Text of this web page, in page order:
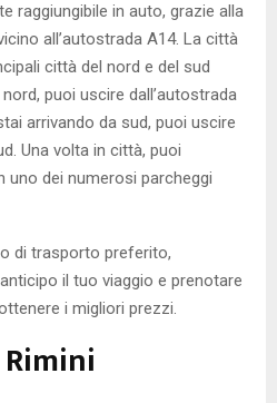
raggiungibile in auto, grazie alla
all’autostrada A14. La città
città del nord e del sud
puoi uscire dall’autostrada
arrivando da sud, puoi uscire
Una volta in città, puoi
uno dei numerosi parcheggi
di trasporto preferito,
il tuo viaggio e prenotare
i migliori prezzi.
Rimini